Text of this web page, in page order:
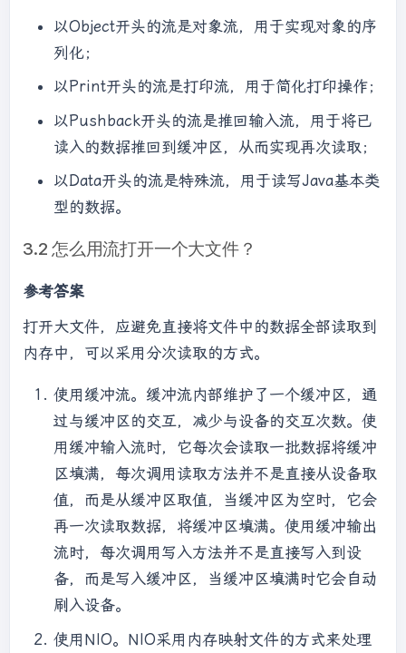
以Object开头的流是对象流，用于实现对象的序
列化；
以Print开头的流是打印流，用于简化打印操作；
以Pushback开头的流是推回输入流，用于将已
读入的数据推回到缓冲区，从而实现再次读取；
以Data开头的流是特殊流，用于读写Java基本类
型的数据。
3.2 怎么用流打开一个大文件？
参考答案
打开大文件，应避免直接将文件中的数据全部读取到
内存中，可以采用分次读取的方式。
使用缓冲流。缓冲流内部维护了一个缓冲区，通
过与缓冲区的交互，减少与设备的交互次数。使
用缓冲输入流时，它每次会读取一批数据将缓冲
区填满，每次调用读取方法并不是直接从设备取
值，而是从缓冲区取值，当缓冲区为空时，它会
再一次读取数据，将缓冲区填满。使用缓冲输出
流时，每次调用写入方法并不是直接写入到设
备，而是写入缓冲区，当缓冲区填满时它会自动
刷入设备。
使用NIO。NIO采用内存映射文件的方式来处理